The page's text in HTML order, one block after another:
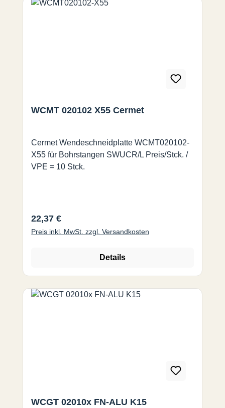
WCMT 020102 X55 Cermet
Cermet Wendeschneidplatte WCMT020102-
X55 für Bohrstangen SWUCR/L Preis/Stck. /
VPE = 10 Stck.
Regulärer Preis:
22,37 €
Preis inkl. MwSt. zzgl. Versandkosten
Details
WCGT 02010x FN-ALU K15